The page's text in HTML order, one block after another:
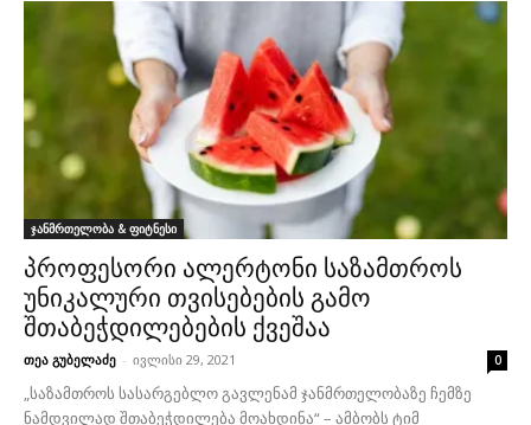
ჯანმრთელობა & ფიტნესი
პროფესორი ალერტონი საზამთროს
უნიკალური თვისებების გამო
შთაბეჭდილებების ქვეშაა
თეა გუბელაძე - ივლისი 29, 2021 0
„საზამთროს სასარგებლო გავლენამ ჯანმრთელობაზე ჩემზე
ნამდვილად შთაბეჭდილება მოახდინა“ – ამბობს ტიმ